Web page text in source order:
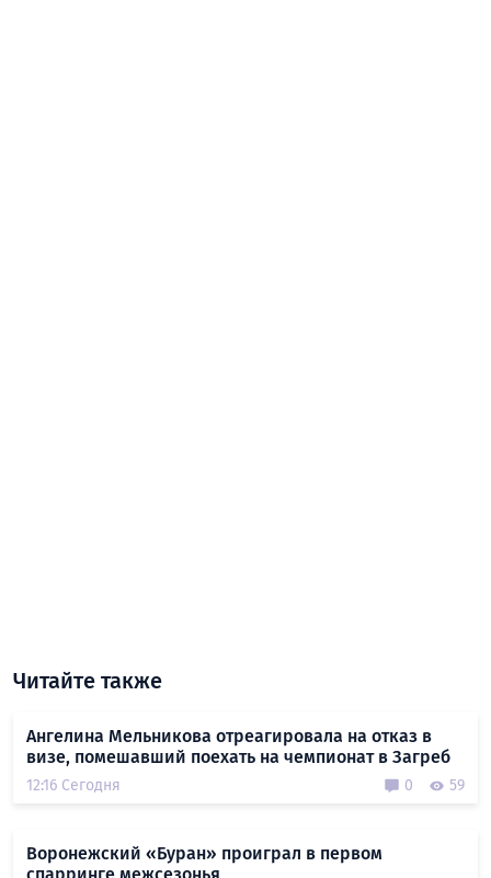
Читайте также
Ангелина Мельникова отреагировала на отказ в
визе, помешавший поехать на чемпионат в Загреб
12:16 Сегодня 0 59
Воронежский «Буран» проиграл в первом